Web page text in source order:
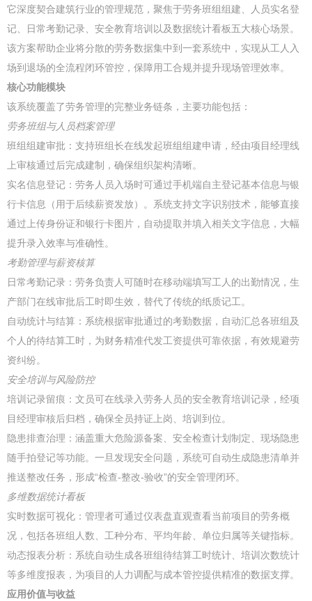
它深度契合建筑行业的管理规范，聚焦于劳务班组组建、人员实名登
记、日常考勤记录、安全教育培训以及数据统计看板五大核心场景。
该方案帮助企业将分散的劳务数据集中到一套系统中，实现从工人入
场到退场的全流程闭环管控，保障用工合规并提升现场管理效率。
核心功能模块
该系统覆盖了劳务管理的完整业务链条，主要功能包括：
劳务班组与人员档案管理
班组组建审批：支持班组长在线发起班组组建申请，经由项目经理线
上审核通过后完成建制，确保组织架构清晰。
实名信息登记：劳务人员入场时可通过手机端自主登记基本信息与银
行卡信息（用于后续薪资发放）。系统支持文字识别技术，能够直接
通过上传身份证和银行卡图片，自动提取并填入相关文字信息，大幅
提升录入效率与准确性。
考勤管理与薪资核算
日常考勤记录：劳务负责人可随时在移动端填写工人的出勤情况，生
产部门在线审批后工时即生效，替代了传统的纸质记工。
自动统计与结算：系统根据审批通过的考勤数据，自动汇总各班组及
个人的待结算工时，为财务精准代发工资提供可靠依据，有效规避劳
资纠纷。
安全培训与风险防控
培训记录留痕：文员可在线录入劳务人员的安全教育培训记录，经项
目经理审核后归档，确保全员持证上岗、培训到位。
隐患排查治理：涵盖重大危险源备案、安全检查计划制定、现场隐患
随手拍登记等功能。一旦发现安全问题，系统可自动生成隐患清单并
推送整改任务，形成“检查-整改-验收”的安全管理闭环。
多维数据统计看板
实时数据可视化：管理者可通过仪表盘直观查看当前项目的劳务概
况，包括各班组人数、工种分布、平均年龄、单位归属等关键指标。
动态报表分析：系统自动生成各班组待结算工时统计、培训次数统计
等多维度报表，为项目的人力调配与成本管控提供精准的数据支撑。
应用价值与收益